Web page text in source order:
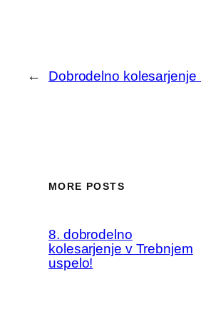
← Dobrodelno kolesarjenje
MORE POSTS
8. dobrodelno
kolesarjenje v Trebnjem
uspelo!